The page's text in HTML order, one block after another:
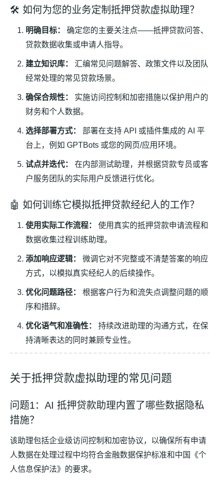
🛠️ 如何为您的业务定制抵押贷款虚拟助理？
明确目标：
确定您的主要关注点——抵押贷款问答、
贷款数据收集或申请人指导。
建立知识库：
汇编常见问题解答、政策文件以及团队
经常处理的常见贷款场景。
确保合规性：
实施访问控制和加密措施以保护用户的
财务和个人数据。
选择部署方式：
部署在支持 API 或插件集成的 AI 平
台上，例如 GPTBots 或您的网页/应用环境。
试点并迭代：
在内部测试助理，并根据贷款专员或客
户服务团队的实际用户反馈进行优化。
🤖 如何训练它模拟抵押贷款经纪人的工作？
使用实际工作流程：
使用真实的抵押贷款申请流程和
数据收集过程训练助理。
添加响应逻辑：
微调它对不完整或不清楚答案的响应
方式，以模拟真实经纪人的后续操作。
优化问题路径：
根据客户行为和流失点调整问题的顺
序和措辞。
优化语气和准确性：
持续改进助理的沟通方式，在保
持清晰表达的同时兼顾专业性。
关于抵押贷款虚拟助理的常见问题
问题1：AI 抵押贷款助理内置了哪些数据隐私
措施？
该助理包括企业级访问控制和加密协议，以确保所有申请
人数据在处理过程中均符合金融数据保护标准和中国《个
人信息保护法》的要求。